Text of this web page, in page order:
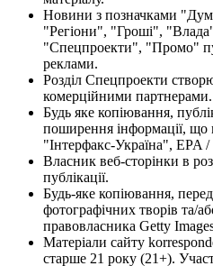
Новини з позначками
"Регіони", "Гроші",
"Спецпроекти", "Промо"
реклами.
Розділ Спецпроекти
комерційними партнерами.
Будь яке копіювання,
поширення інформації, що
"Інтерфакс-Україна", EPA
Власник веб-сторінки в
публікації.
Будь-яке копіювання,
фотографічних творів та/
правовласника Getty
Матеріали сайту
старше 21 року (21+).